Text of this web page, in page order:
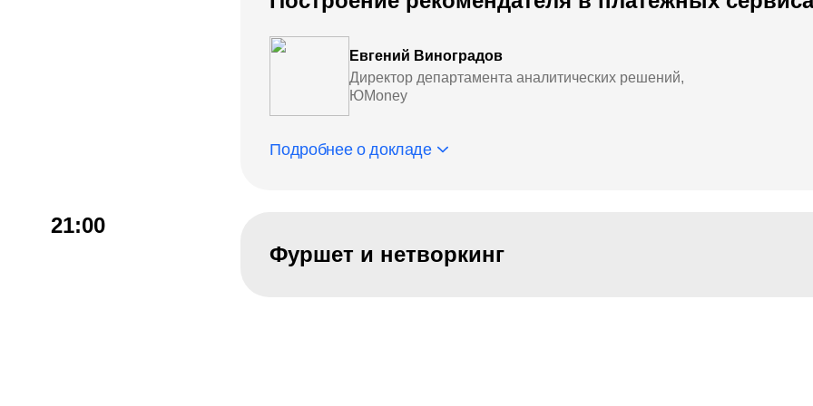
Евгений Виноградов
Директор департамента аналитических решений,
ЮMoney
Подробнее о докладе
21:00
Фуршет и нетворкинг